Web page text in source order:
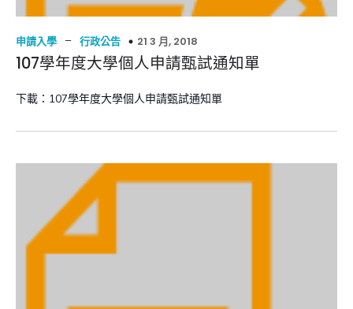
申請入學 – 行政公告 21 3 月, 2018
107學年度大學個人申請甄試通知單
下載：107學年度大學個人申請甄試通知單